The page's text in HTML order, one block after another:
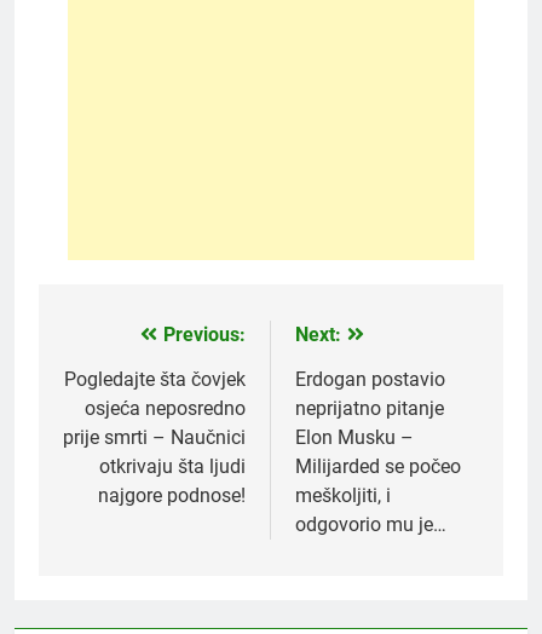
navigation
Previous:
Pogledajte šta čovjek
osjeća neposredno
prije smrti – Naučnici
otkrivaju šta ljudi
najgore podnose!
Next:
Erdogan postavio
neprijatno pitanje
Elon Musku –
Milijarded se počeo
meškoljiti, i
odgovorio mu je…